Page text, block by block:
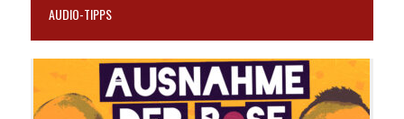
AUDIO-TIPPS